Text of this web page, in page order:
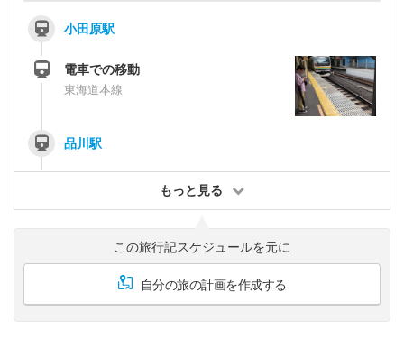
小田原駅
電車での移動
東海道本線
品川駅
もっと見る
この旅行記スケジュールを元に
自分の旅の計画を作成する